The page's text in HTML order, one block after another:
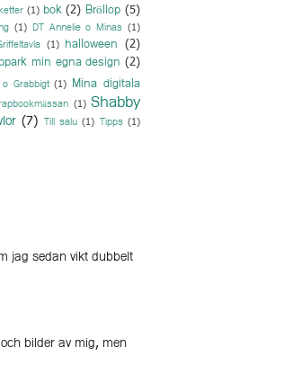
(1) bok (2) Bröllop (5)
(1) DT Annelie o Minas (1)
(1) halloween (2)
min egna design (2)
Grabbigt (1) Mina digitala
(1) Shabby
(7) Till salu (1) Tipps (1)
jag sedan vikt dubbelt
bilder av mig, men